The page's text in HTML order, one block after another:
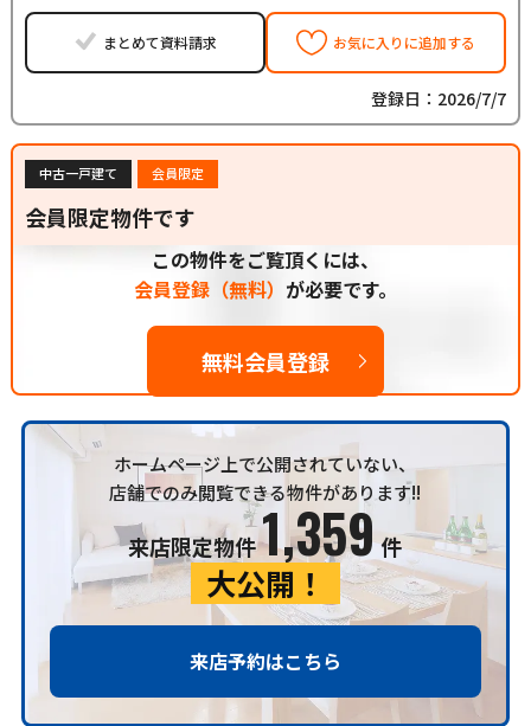
まとめて資料請求 お気に入りに追加する
登録日：2026/7/7
中古一戸建て 会員限定
会員限定物件です
この物件をご覧頂くには、
会員登録（無料） が必要です。
無料会員登録
ホームページ上で公開されていない、
店舗でのみ閲覧できる物件があります!!
来店限定物件1,359件
大公開！
来店予約はこちら